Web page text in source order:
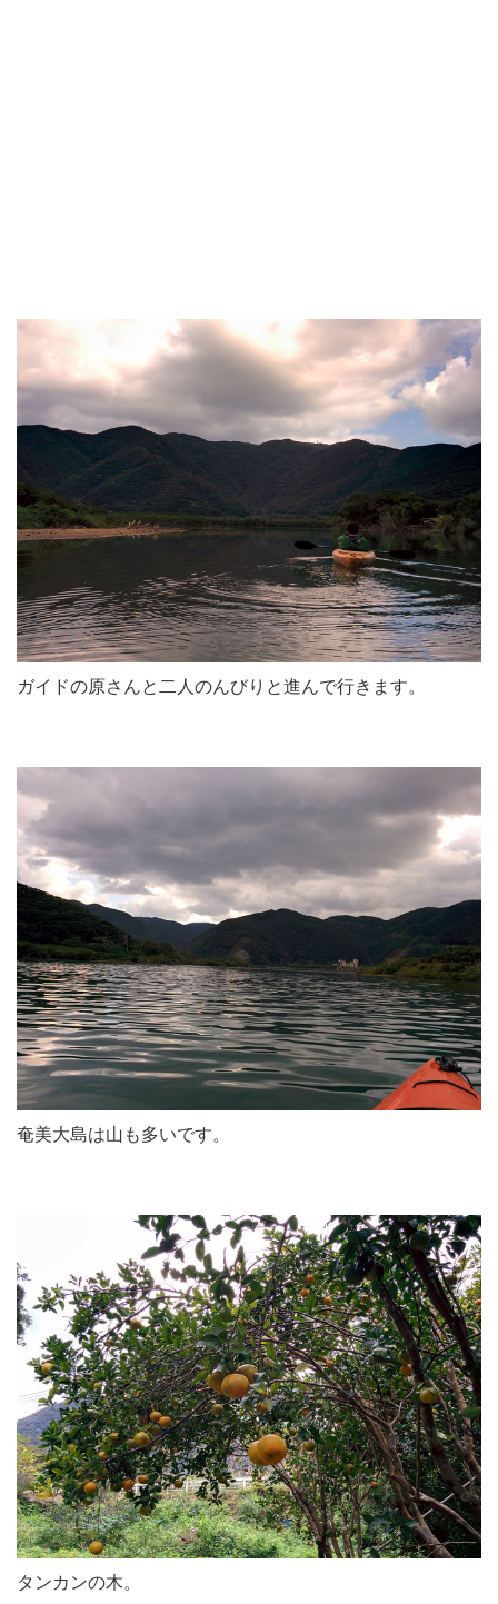
ガイドの原さんと二人のんびりと進んで行きます。
奄美大島は山も多いです。
タンカンの木。